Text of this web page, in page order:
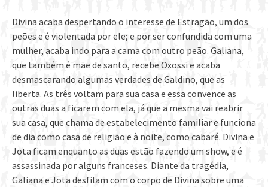
Divina acaba despertando o interesse de Estragão, um dos
peões e é violentada por ele; e por ser confundida com uma
mulher, acaba indo para a cama com outro peão. Galiana,
que também é mãe de santo, recebe Oxossi e acaba
desmascarando algumas verdades de Galdino, que as
liberta. As três voltam para sua casa e essa convence as
outras duas a ficarem com ela, já que a mesma vai reabrir
sua casa, que chama de estabelecimento familiar e funciona
de dia como casa de religião e à noite, como cabaré. Divina e
Jota ficam enquanto as duas estão fazendo um show, e é
assassinada por alguns franceses. Diante da tragédia,
Galiana e Jota desfilam com o corpo de Divina sobre uma